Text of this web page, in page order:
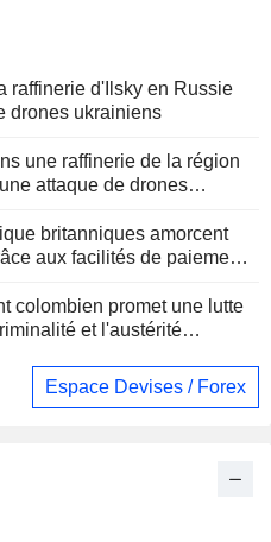
raffinerie d'Ilsky en Russie
drones ukrainiens
une raffinerie de la région
attaque de drones
britanniques amorcent
aux facilités de paiement
colombien promet une lutte
et l'austérité
Espace Devises / Forex